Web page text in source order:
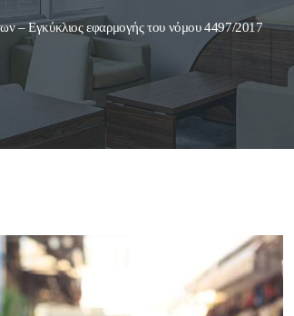
– Εγκύκλιος εφαρμογής του νόμου 4497/2017